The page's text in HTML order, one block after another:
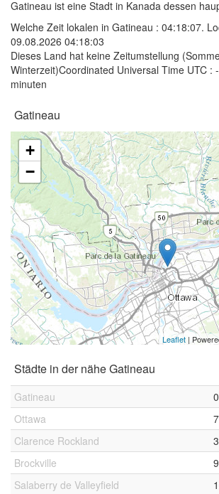
Gatineau ist eine Stadt in Kanada dessen
Welche Zeit lokalen in Gatineau : 04:18:07.
09.08.2026 04:18:03
Dieses Land hat keine Zeitumstellung
Winterzeit)Coordinated Universal Time UTC :
minuten
Gatineau
+
−
Leaflet |
Städte in der nähe Gatineau
Gatineau
Ottawa
Clarence Rockland
Brockville
Salaberry de Valleyfield